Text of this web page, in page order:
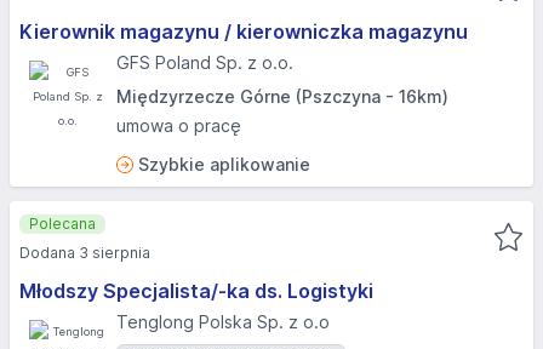
Kierownik magazynu / kierowniczka magazynu
GFS Poland Sp. z o.o.
Międzyrzecze Górne (Pszczyna - 16km)
umowa o pracę
Szybkie aplikowanie
Młodszy Specjalista/-ka ds. Logistyki
Tenglong Polska Sp. z o.o
Polecana
Dodana 3 sierpnia